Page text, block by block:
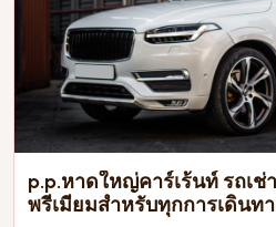
p.p.หาดใหญ่คาร์เร้นท์ รถเ
พรีเมียมสำหรับทุกการเดินท